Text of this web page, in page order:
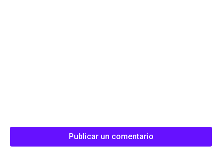
Publicar un comentario